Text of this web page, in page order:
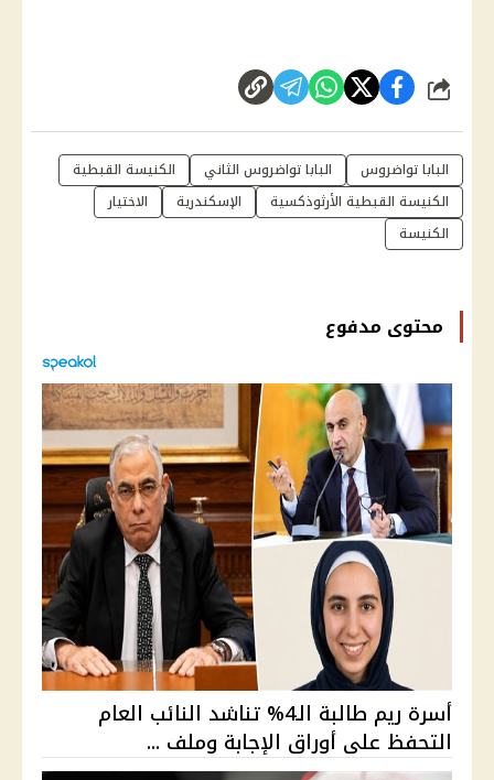
شارك
البابا تواضروس البابا تواضروس الثاني
الكنيسة القبطية
الكنيسة القبطية الأرثوذكسية
الإسكندرية
الاختيار
الكنيسة
محتوى مدفوع
أسرة ريم طالبة الـ4% تناشد النائب العام
التحفظ على أوراق الإجابة وملف ...